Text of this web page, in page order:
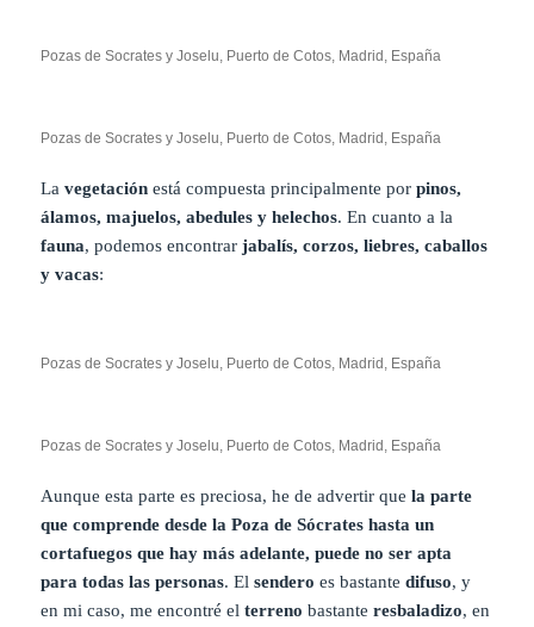
Pozas de Socrates y Joselu, Puerto de Cotos, Madrid, España
Pozas de Socrates y Joselu, Puerto de Cotos, Madrid, España
Lavegetación está compuesta principalmente porpinos,
álamos, majuelos, abedules y helechos. En cuanto a la
fauna, podemos encontrarjabalís, corzos, liebres, caballos
y vacas:
Pozas de Socrates y Joselu, Puerto de Cotos, Madrid, España
Pozas de Socrates y Joselu, Puerto de Cotos, Madrid, España
Aunque esta parte es preciosa, he de advertir que la parte
que comprende desde la Poza de Sócrates hasta un
cortafuegos que hay más adelante, puede no ser apta
para todas las personas. Elsendero es bastantedifuso, y
en mi caso, me encontré elterreno bastanteresbaladizo, en